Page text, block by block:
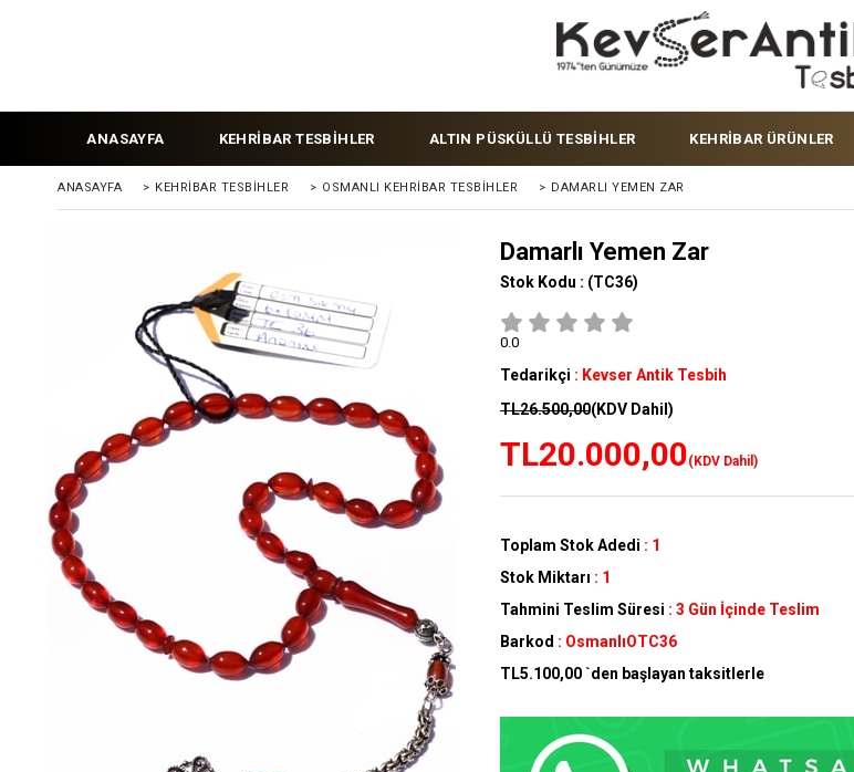
ANASAYFA KEHRİBAR TESBİHLER ALTIN PÜSKÜLLÜ TESBİHLER KEHRİBAR ÜRÜNLER
ANASAYFA > KEHRIBAR TESBIHLER > OSMANLI KEHRİBAR TESBİHLER > DAMARLI YEMEN ZAR
Damarlı Yemen Zar
Stok Kodu : (TC36)
0.0
Tedarikçi : Kevser Antik Tesbih
TL26.500,00(KDV Dahil)
TL20.000,00(KDV Dahil)
Toplam Stok Adedi : 1
Stok Miktarı : 1
Tahmini Teslim Süresi : 3 Gün İçinde Teslim
Barkod : OsmanlıOTC36
TL5.100,00`den başlayan taksitlerle